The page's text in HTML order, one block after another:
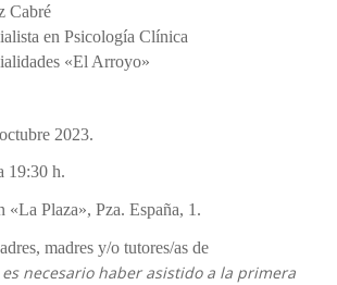
Cabré
en Psicología Clínica
«El Arroyo»
2023.
19:30 h.
«La Plaza», Pza. España, 1.
madres y/o tutores/as de
es necesario haber asistido a la primera